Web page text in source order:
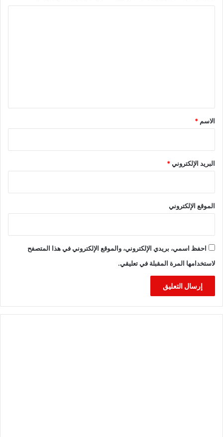
*
الاسم *
البريد الإلكتروني*
الموقع الإلكتروني
احفظ اسمي، بريدي الإلكتروني، والموقع الإلكتروني في هذا المتصفح
لاستخدامها المرة المقبلة في تعليقي.